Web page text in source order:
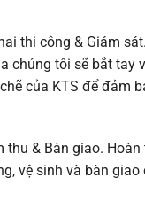
thi công & Giám
chúng tôi sẽ bắt tay
của KTS để đảm
thu & Bàn giao.
vệ sinh và bàn giao